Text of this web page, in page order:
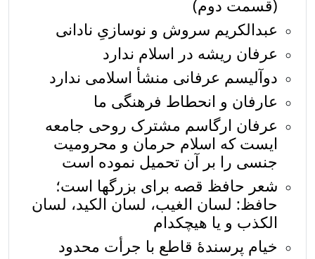
(قسمت دوم)
عبدالکریم سروش و نوسازیِ نادانی
عرفان ریشه در اسلام ندارد
دوآلیسم عرفانی منشأ اسلامی ندارد
عارفان و انحطاط فرهنگی ما
عرفان ارگاسم مشترک روحی جامعه
ایست که اسلام حرمان و محرومیت
جنسی را بر آن تحمیل نموده است
شعر حافظ قصه برای بزرگها است؛
حافظ: لسان الغیب، لسان الکید، لسان
الکذب و یا هیچکدام
خیام پرسندۀ قاطع با جرأت محدود